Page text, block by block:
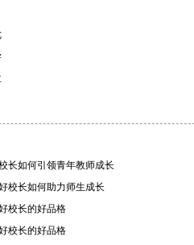
长如何引领青年教师成长
校长如何助力师生成长
校长的好品格
校长的好品格